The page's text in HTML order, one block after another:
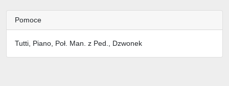
Pomoce
Tutti, Piano, Poł. Man. z Ped., Dzwonek